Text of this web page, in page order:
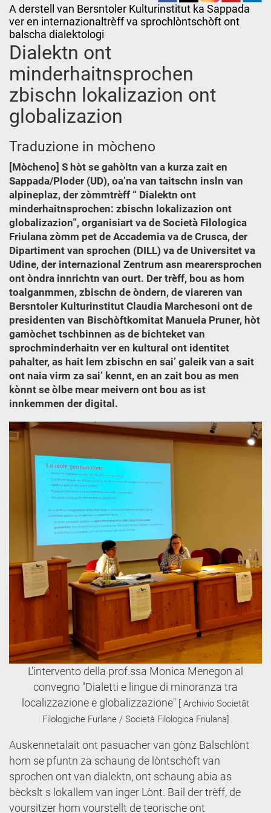
A derstell van Bersntoler Kulturinstitut ka Sappada
ver en internazionaltrèff va sprochlòntschòft ont
balscha dialektologi
Dialektn ont
minderhaitnsprochen
zbischn lokalizazion ont
globalizazion
Traduzione in mòcheno
[Mòcheno] S hòt se gahòltn van a kurza zait en
Sappada/Ploder (UD), oa’na van taitschn insln van
alpineplaz, der zòmmtrèff “ Dialektn ont
minderhaitnsprochen: zbischn lokalizazion ont
globalizazion”, organisiart va de Società Filologica
Friulana zòmm pet de Accademia va de Crusca, der
Dipartiment van sprochen (DILL) va de Universitet va
Udine, der internazional Zentrum asn mearersprochen
ont òndra innrichtn van ourt. Der trèff, bou as hom
toalganmmen, zbischn de òndern, de viareren van
Bersntoler Kulturinstitut Claudia Marchesoni ont de
presidenten van Bischòftkomitat Manuela Pruner, hòt
gamòchet tschbinnen as de bichteket van
sprochminderhaitn ver en kultural ont identitet
pahalter, as hait lem zbischn en sai’ galeik van a sait
ont naia virm za sai’ kennt, en an zait bou as men
kònnt se òlbe mear meivern ont bou as ist
innkemmen der digital.
L'intervento della prof.ssa Monica Menegon al
convegno "Dialetti e lingue di minoranza tra
localizzazione e globalizzazione" [ Archivio Societât
Filologjiche Furlane / Società Filologica Friulana]
Auskennetalait ont pasuacher van gònz Balschlònt
hom se pfuntn za schaung de lòntschòft van
sprochen ont van dialektn, ont schaung abia as
bèckslt s lokallem van inger Lònt. Bail der trèff, de
voursitzer hom vourstellt de teorische ont